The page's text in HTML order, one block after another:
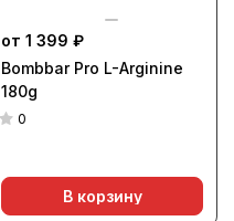
от 1 399 ₽
Bombbar Pro L-Arginine
180g
0
В корзину